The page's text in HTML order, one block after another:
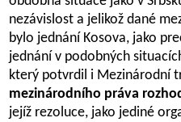
nezávislost a jelikož dané
bylo jednání Kosova, jako
jednání v podobných
který potvrdil i Mezinárodní
mezinárodního práva
jejíž rezoluce, jako jediné